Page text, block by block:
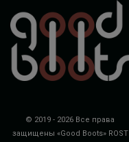
© 2019 - 2026 Все права
защищены «Good Boots» ROST